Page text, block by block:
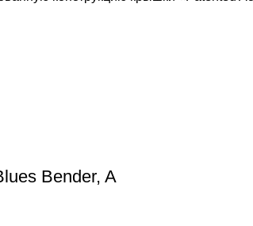
Bender, A